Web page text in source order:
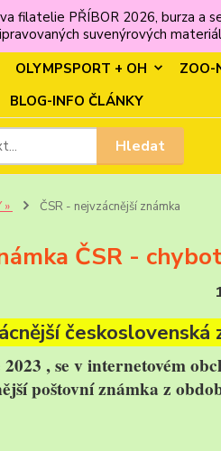
filatelie PŘÍBOR 2026, burza
suvenýrových
OLYMPSPORT + OH
ZOO-
BLOG-INFO ČLÁNKY
Hledat
» ČSR - nejvzácnější známka
ČSR -
, se v internetovém
poštovní známka z